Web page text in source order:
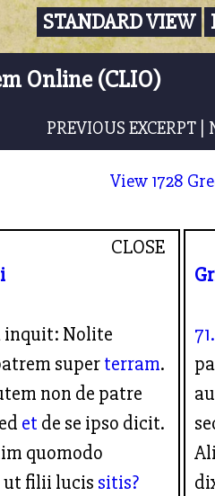
STANDARD VIEW
Online (CLIO)
PREVIOUS EXCERPT
View 1728
CLOSE
inquit: Nolite
superterram.
non de patre
et de se ipso dicit.
quomodo
ut filii lucis sitis?